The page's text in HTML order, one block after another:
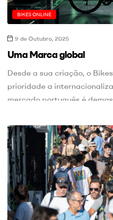
BIKES ONLINE
9 de Outubro, 2025
Uma Marca global
Desde a sua criação, o
prioridade a
mercado português é
especializado nesta área.
com Espanha evidencia
existiam mais de 3.100
espanhol, face a cerca de